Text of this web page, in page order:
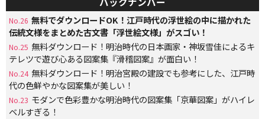
No.26 無料でダウンロードOK！江戸時代の浮世絵の中に描かれた
伝統文様をまとめた古文書「浮世絵文様」がスゴい！
No.25 無料ダウンロード！明治時代の日本画家・神坂雪佳によるキ
テレツで遊び心ある図案集『滑稽図案』が面白い！
No.24 無料ダウンロード！明治宮殿の建設でも参考にした、江戸時
代の色鮮やかな図案集が美しい！
No.23 モダンで色彩豊かな明治時代の図案集「京華図案」がハイレ
ベルすぎる！